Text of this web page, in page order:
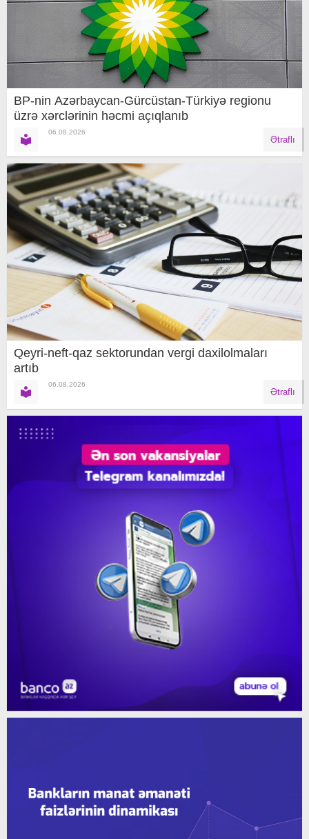
BP-nin Azərbaycan-Gürcüstan-Türkiyə regionu
üzrə xərclərinin həcmi açıqlanıb
06.08.2026
Ətraflı
Qeyri-neft-qaz sektorundan vergi daxilolmaları
artıb
06.08.2026
Ətraflı